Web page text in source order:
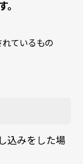
ているもの
込みをした場